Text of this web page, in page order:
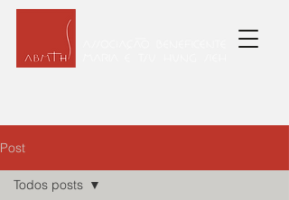
Post
Todos posts